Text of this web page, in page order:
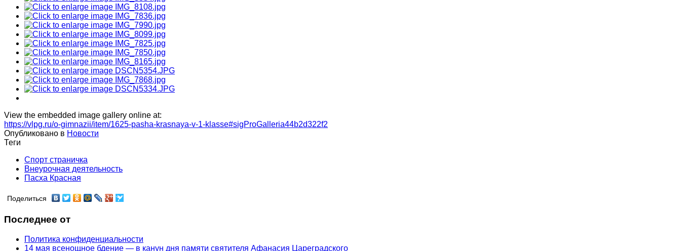
View the embedded image gallery online at:
https://vlpg.ru/o-gimnazii/item/1625-pasha-krasnaya-v-1-klasse#sigProGalleria44b2d322f2
Опубликовано в Новости
Теги
Спорт страничка
Внеурочная деятельность
Пасха Красная
Поделиться
Последнее от
Политика конфиденциальности
14 мая всенощное бдение — в канун дня памяти святителя Афанасия Цареградского